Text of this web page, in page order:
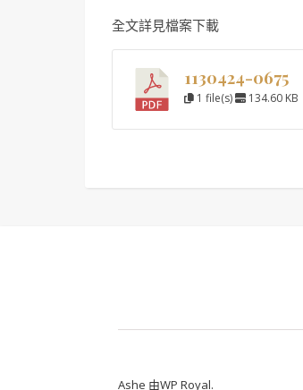
全文詳見檔案下載
1130424-0675
1 file(s) 134.60 KB
Ashe 由WP Royal.